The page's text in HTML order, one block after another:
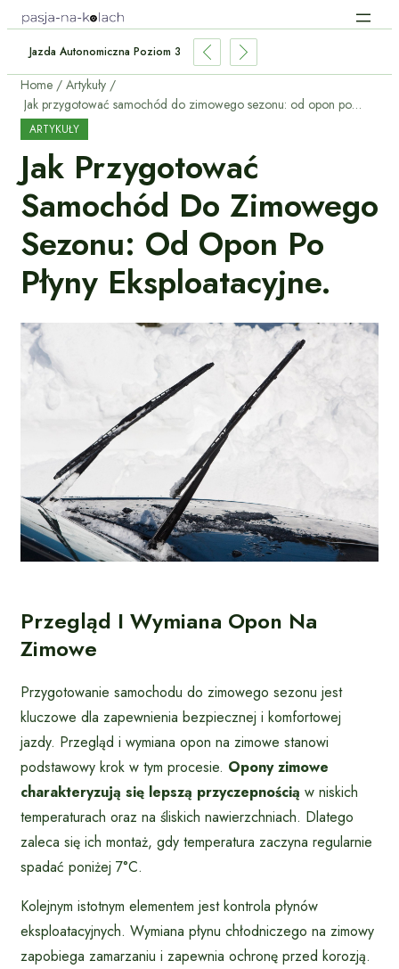
Czy To W Ogóle Możliwe?
Home
Artykuły
Jak przygotować samochód do zimowego sezonu: od opon po płyny eksploatacyjne.
ARTYKUŁY
Jak Przygotować
Samochód Do Zimowego
Sezonu: Od Opon Po
Płyny Eksploatacyjne.
Przegląd I Wymiana Opon Na
Zimowe
Przygotowanie samochodu do zimowego sezonu jest
kluczowe dla zapewnienia bezpiecznej i komfortowej
jazdy. Przegląd i wymiana opon na zimowe stanowi
podstawowy krok w tym procesie. Opony zimowe
charakteryzują się lepszą przyczepnością w niskich
temperaturach oraz na śliskich nawierzchniach. Dlatego
zaleca się ich montaż, gdy temperatura zaczyna regularnie
spadać poniżej 7°C.
Kolejnym istotnym elementem jest kontrola płynów
eksploatacyjnych. Wymiana płynu chłodniczego na zimowy
zapobiega zamarzaniu i zapewnia ochronę przed korozją.